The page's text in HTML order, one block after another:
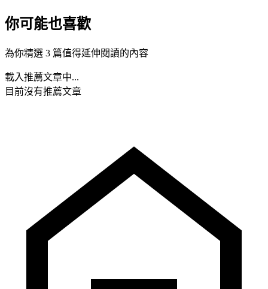
你可能也喜歡
為你精選 3 篇值得延伸閱讀的內容
載入推薦文章中...
目前沒有推薦文章